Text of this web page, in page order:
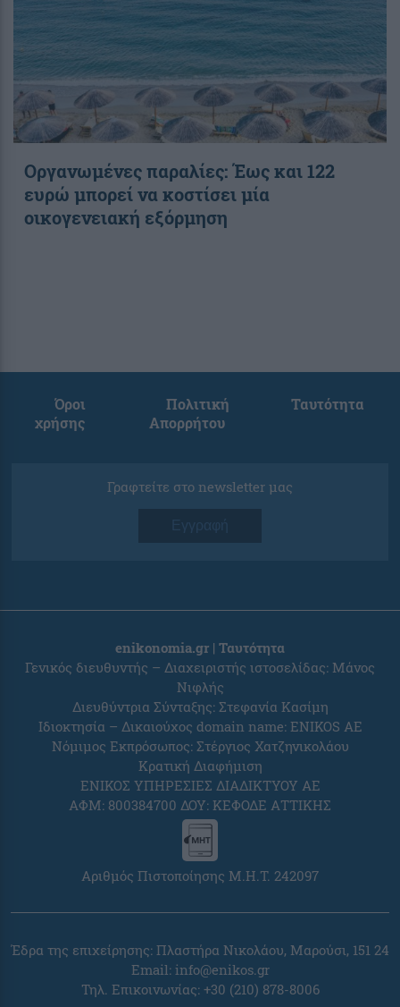
Οργανωμένες παραλίες: Έως και 122
ευρώ μπορεί να κοστίσει μία
οικογενειακή εξόρμηση
Όροι
χρήσης
Πολιτική
Απορρήτου
Ταυτότητα
Γραφτείτε στο newsletter μας
Εγγραφή
enikonomia.gr | Ταυτότητα
Γενικός διευθυντής – Διαχειριστής ιστοσελίδας: Μάνος
Νιφλής
Διευθύντρια Σύνταξης: Στεφανία Κασίμη
Ιδιοκτησία – Δικαιούχος domain name: ENIKOS AE
Νόμιμος Εκπρόσωπος: Στέργιος Χατζηνικολάου
Κρατική Διαφήμιση
ΕΝΙΚΟΣ ΥΠΗΡΕΣΙΕΣ ΔΙΑΔΙΚΤΥΟΥ ΑΕ
ΑΦΜ: 800384700 ΔΟΥ: ΚΕΦΟΔΕ ΑΤΤΙΚΗΣ
Αριθμός Πιστοποίησης Μ.Η.Τ. 242097
Έδρα της επιχείρησης: Πλαστήρα Νικολάου, Μαρούσι, 151 24
Email: info@enikos.gr
Τηλ. Επικοινωνίας: +30 (210) 878-8006